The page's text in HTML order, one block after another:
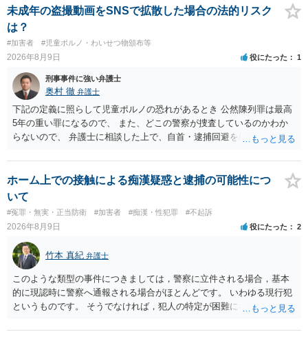
未成年の盗撮動画をSNSで拡散した場合の法的リスク
は？
#加害者 #児童ポルノ・わいせつ物頒布等
2026年8月9日 役にたった 1
刑事事件に強い弁護士
奥村 徹 弁護士
下記の定義に照らして児童ポルノの恐れがあるとき 公然陳列罪は最高
5年の重い罪になるので、 また、どこの警察が捜査しているのかわか
らないので、 弁護士に相談した上で、自首・逮捕回避を検討して下さ
童の性的な部位（性器等若しくはその周辺部、臀でん部又は胸部をい
う。）が露出され又は強調されているものであり、かつ、性欲を興奮
させ又は刺激するもの
ホーム上での接触による痴漢疑惑と逮捕の可能性につ
いて
#冤罪・無実・正当防衛 #加害者 #痴漢・性犯罪 #不起訴
2026年8月9日 役にたった 2
竹本 真紀 弁護士
このような類型の事件につきましては，警察に立件される場合，基本
的に現認時に警察へ通報される場合がほとんどです。 いわゆる現行犯
というものです。 そうでなければ，犯人の特定が困難になってしまい
（事件性）とともに，誰の行為かの判断がされる（犯人性）が必要な